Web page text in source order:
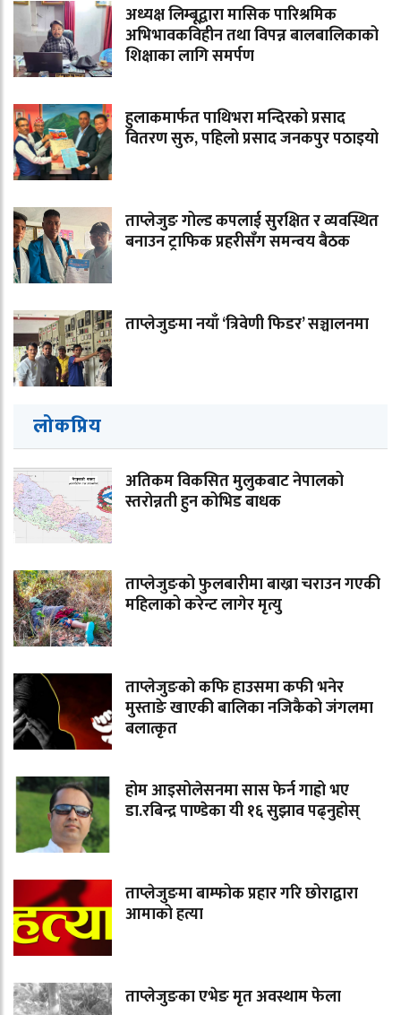
अध्यक्ष लिम्बूद्वारा मासिक पारिश्रमिक
अभिभावकविहीन तथा विपन्न बालबालिकाको
शिक्षाका लागि समर्पण
हुलाकमार्फत पाथिभरा मन्दिरको प्रसाद
वितरण सुरु, पहिलो प्रसाद जनकपुर पठाइयो
ताप्लेजुङ गोल्ड कपलाई सुरक्षित र व्यवस्थित
बनाउन ट्राफिक प्रहरीसँग समन्वय बैठक
ताप्लेजुङमा नयाँ ‘त्रिवेणी फिडर’ सञ्चालनमा
लोकप्रिय
अतिकम विकसित मुलुकबाट नेपालको
स्तरोन्नती हुन कोभिड बाधक
ताप्लेजुङको फुलबारीमा बाख्रा चराउन गएकी
महिलाको करेन्ट लागेर मृत्यु
ताप्लेजुङको कफि हाउसमा कफी भनेर
मुस्ताङे खाएकी बालिका नजिकैको जंगलमा
बलात्कृत
होम आइसोलेसनमा सास फेर्न गाह्रो भए
डा.रबिन्द्र पाण्डेका यी १६ सुझाव पढ्नुहोस्
ताप्लेजुङमा बाम्फोक प्रहार गरि छोराद्वारा
आमाको हत्या
ताप्लेजुङका एभेङ मृत अवस्थाम फेला